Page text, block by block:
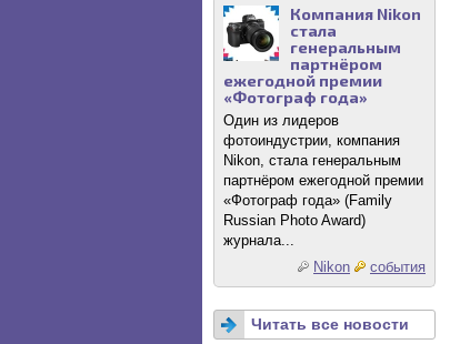
Компания Nikon
стала
генеральным
партнёром
ежегодной премии
«Фотограф года»
Один из лидеров
фотоиндустрии, компания
Nikon, стала генеральным
партнёром ежегодной премии
«Фотограф года» (Family
Russian Photo Award)
журнала...
Nikon
события
Читать все новости